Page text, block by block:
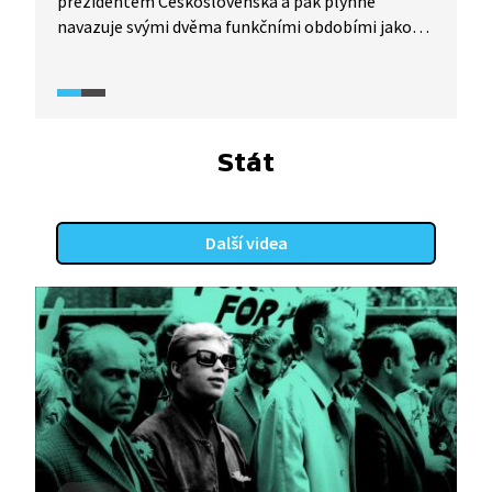
navazuje svými dvěma funkčními obdobími jako
a povzbuzovat občany k jejímu rozvoji, k budování
a zodpovědnému zapojování do jeho dění. Havel
zůstává aktivním občanem i po odchodu z funkce
Každý může změnit svět (2018) z produkce
Knihovny Václava Havla, která provází životem
práva.
Stát
Další videa